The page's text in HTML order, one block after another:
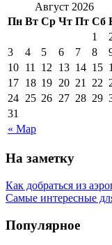
Август 2026
Пн Вт Ср Чт Пт Сб
« Мар
1
3
4 5 6 7 8
10 11 12 13 14 15
17 18 19 20 21 22
24 25 26 27 28 29
31
На заметку
Как добраться из
Самые интересные
Популярное